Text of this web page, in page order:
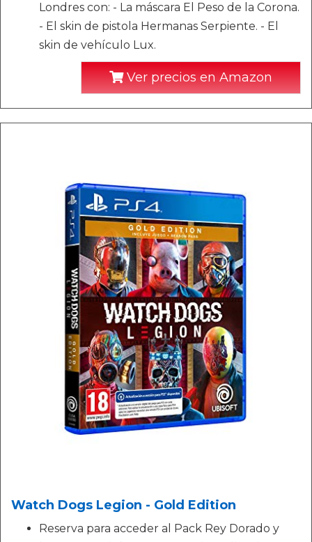
Londres con: - La máscara El Peso de la Corona.
- El skin de pistola Hermanas Serpiente. - El
skin de vehículo Lux.
Ver precios en Amazon
Watch Dogs Legion - Gold Edition
Reserva para acceder al Pack Rey Dorado y